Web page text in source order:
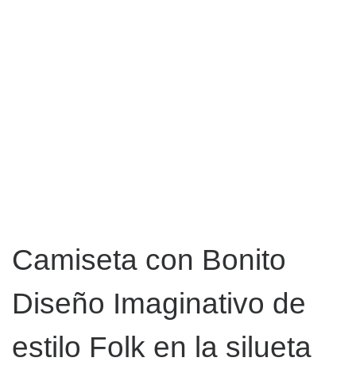
Camiseta con Bonito
Diseño Imaginativo de
estilo Folk en la silueta